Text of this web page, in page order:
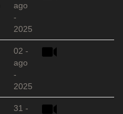
ago
-
2025
02 -
ago
-
2025
31 -